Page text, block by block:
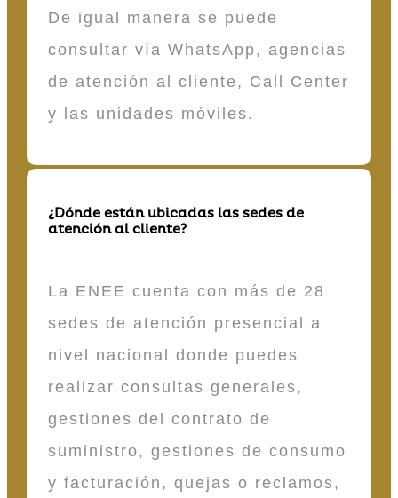
De igual manera se puede
consultar vía WhatsApp, agencias
de atención al cliente, Call Center
y las unidades móviles.
¿Dónde están ubicadas las sedes de
atención al cliente?
La ENEE cuenta con más de 28
sedes de atención presencial a
nivel nacional donde puedes
realizar consultas generales,
gestiones del contrato de
suministro, gestiones de consumo
y facturación, quejas o reclamos,